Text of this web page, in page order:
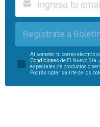
Regístrate a
Al someter tu correo
Condiciones de El Nuevo
especiales de productos o
Podrás optar salirte de los